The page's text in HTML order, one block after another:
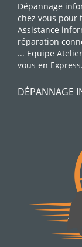
Dépannage
chez vous pour
Assistance
réparation
... Equipe
vous en Express.
DÉPANNAGE